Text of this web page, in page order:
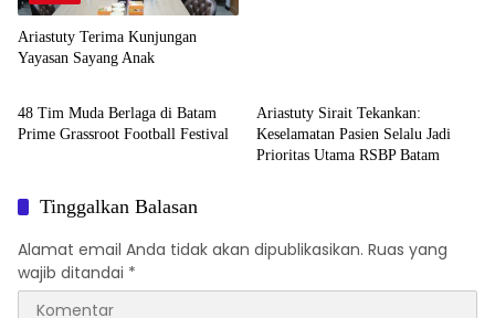
Ariastuty Terima Kunjungan
Yayasan Sayang Anak
Batam
48 Tim Muda Berlaga di Batam
Prime Grassroot Football Festival
Ariastuty Sirait Tekankan:
Keselamatan Pasien Selalu Jadi
Prioritas Utama RSBP Batam
Tinggalkan Balasan
Alamat email Anda tidak akan dipublikasikan. Ruas yang
wajib ditandai *